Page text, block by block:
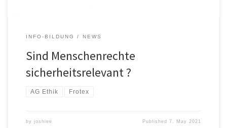
INFO-BILDUNG NEWS
Sind Menschenrechte
sicherheitsrelevant ?
AG Ethik Frotex
by joshiee Published7. May 2021